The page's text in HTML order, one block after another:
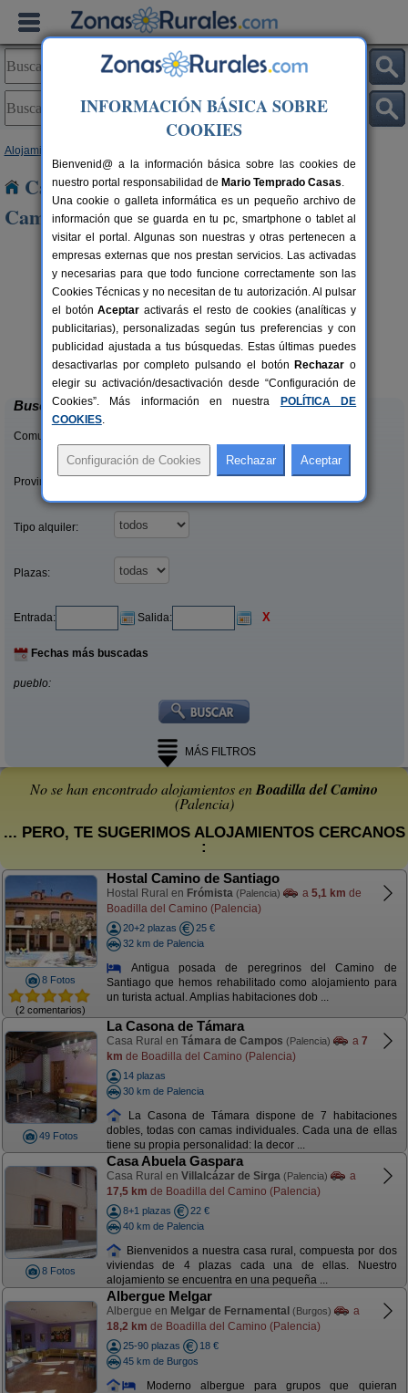
Alojamientos
Casas Rurales cerca de Boadilla del
Camino
10+1 pers.
desde30 €
Casa Calderón
Brañosera (Palencia)
Buscar
Comunidades:
Provincias/Islas:
Tipo alquiler:
Plazas:
Entrada: Salida: X
Fechas más buscadas
pueblo:
MÁS FILTROS
No se han encontrado alojamientos enBoadilla del Camino
(Palencia)
... PERO, TE SUGERIMOS ALOJAMIENTOS CERCANOS
:
8 Fotos
(2 comentarios)
Hostal Camino de Santiago
Hostal Rural en Frómista (Palencia) a 5,1 km de
Boadilla del Camino (Palencia)
20+2 plazas
25 €
32 km de Palencia
Antigua posada de peregrinos del Camino de
Santiago que hemos rehabilitado como alojamiento para
un turista actual. Amplias habitaciones dob ...
49 Fotos
La Casona de Támara
Casa Rural en Támara de Campos (Palencia) a 7
km de Boadilla del Camino (Palencia)
14 plazas
30 km de Palencia
La Casona de Támara dispone de 7 habitaciones
dobles, todas con camas individuales. Cada una de ellas
tiene su propia personalidad: la decor ...
8 Fotos
Casa Abuela Gaspara
Casa Rural en Villalcázar de Sirga (Palencia)
a
17,5 km de Boadilla del Camino (Palencia)
8+1 plazas
22 €
40 km de Palencia
Bienvenidos a nuestra casa rural, compuesta por dos
viviendas de 4 plazas cada una de ellas. Nuestro
alojamiento se encuentra en una pequeña ...
Albergue Melgar
Albergue en Melgar de Fernamental (Burgos)
a
18,2 km de Boadilla del Camino (Palencia)
25-90 plazas
18 €
45 km de Burgos
Moderno albergue para grupos que quieran
INFORMACIÓN BÁSICA SOBRE
COOKIES
Bienvenid@ a la información básica sobre las cookies de
nuestro portal responsabilidad de Mario Temprado Casas.
Una cookie o galleta informática es un pequeño archivo de
información que se guarda en tu pc, smartphone o tablet al
visitar el portal. Algunas son nuestras y otras pertenecen a
empresas externas que nos prestan servicios. Las activadas
y necesarias para que todo funcione correctamente son las
Cookies Técnicas y no necesitan de tu autorización. Al pulsar
el botónAceptar activarás el resto de cookies (analíticas y
publicitarias), personalizadas según tus preferencias y con
publicidad ajustada a tus búsquedas. Estas últimas puedes
desactivarlas por completo pulsando el botón Rechazar o
elegir su activación/desactivación desde “Configuración de
Cookies”. Más información en nuestra
POLÍTICA DE
COOKIES.